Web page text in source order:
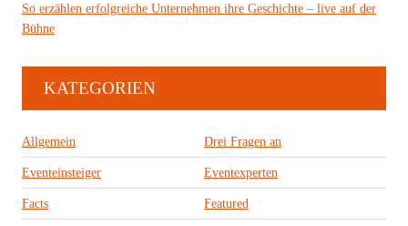
So erzählen erfolgreiche Unternehmen ihre Geschichte – live auf der
Bühne
KATEGORIEN
Allgemein Drei Fragen an
Eventeinsteiger Eventexperten
Facts Featured